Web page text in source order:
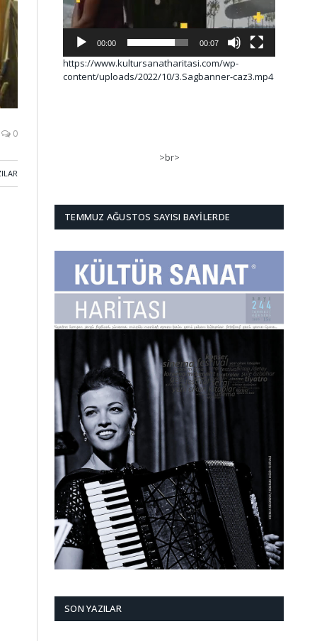
0
00:00 00:07
https://www.kultursanatharitasi.com/wp-
content/uploads/2022/10/3.Sagbanner-caz3.mp4
>br>
TEMMUZ AĞUSTOS SAYISI BAYILERDE
SON YAZILAR